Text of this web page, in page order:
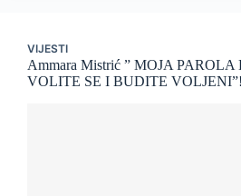
VIJESTI
Ammara Mistrić ” MOJA
VOLITE SE I BUDITE VOLJENI”!